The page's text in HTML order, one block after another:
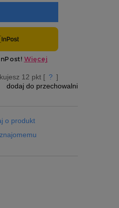
12 pkt [ ? ]
dodaj do przechowalni
o produkt